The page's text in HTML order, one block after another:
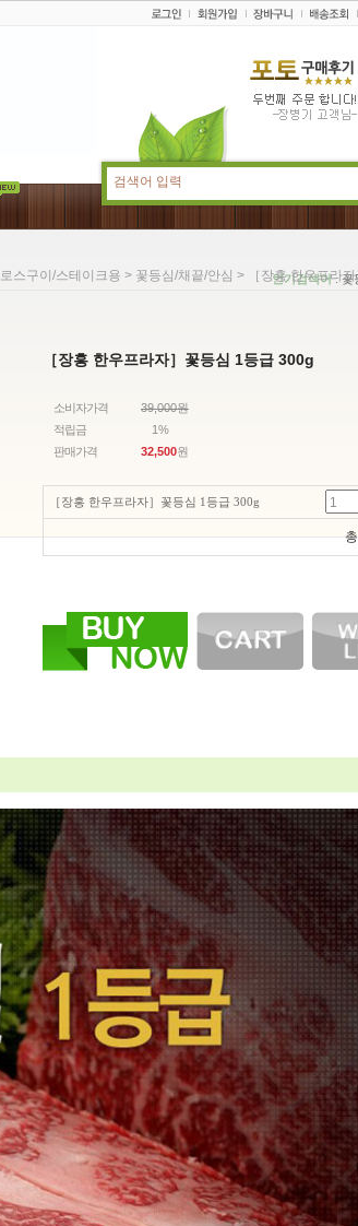
인기검색어: 꽃
로스구이/스테이크용 > 꽃등심/채끝/안심 > ［장흥 한우프라
［장흥 한우프라자］꽃등심 1등급 300g
소비자가격
39,000원
적립금
1%
판매가격
32,500원
［장흥 한우프라자］꽃등심 1등급 300g